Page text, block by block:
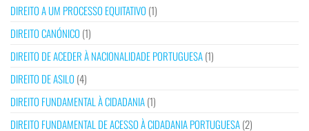
DIREITO A UM PROCESSO EQUITATIVO (1)
DIREITO CANÓNICO (1)
DIREITO DE ACEDER À NACIONALIDADE PORTUGUESA(1)
DIREITO DE ASILO (4)
DIREITO FUNDAMENTAL À CIDADANIA(1)
DIREITO FUNDAMENTAL DE ACESSO À CIDADANIA PORTUGUESA(2)